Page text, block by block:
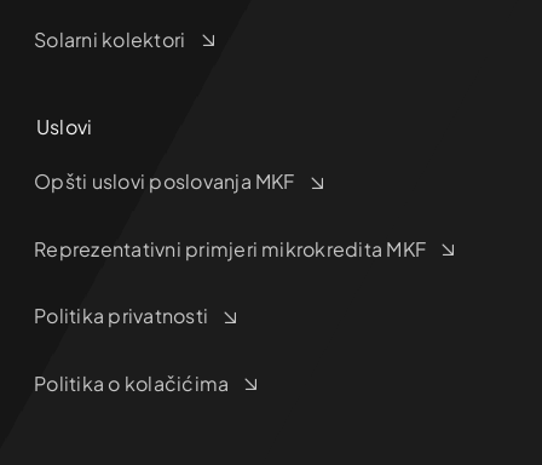
Solarni kolektori
Uslovi
Opšti uslovi poslovanja MKF
Reprezentativni primjeri mikrokredita MKF
Politika privatnosti
Politika o kolačićima